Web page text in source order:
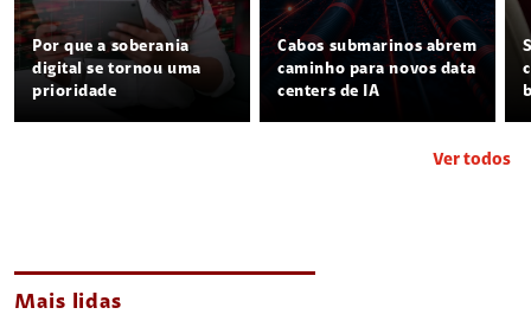
Por que a soberania
digital se tornou uma
prioridade
Cabos submarinos abrem
caminho para novos data
centers de IA
Ver todos
Mais lidas